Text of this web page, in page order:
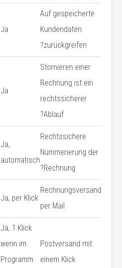
Auf gespeicherte
Kundendaten
zurückgreifen?
Ja
Stornieren einer
Rechnung ist ein
rechtssicherer
Ablauf?
Ja
Rechtssichere
Nummerierung der
Rechnung?
Ja,
automatisch
Rechnungsversand
per Mail
Ja, per Klick
Postversand mit
einem Klick
Ja, 1 Klick
wenn im
Programm